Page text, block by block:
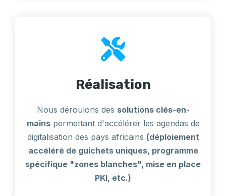
Réalisation
Nous déroulons des solutions clés-en-
mainspermettant d'accélérer les agendas de
digitalisation des pays africains (déploiement
accéléré de guichets uniques, programme
spécifique "zones blanches", mise en place
PKI, etc.)